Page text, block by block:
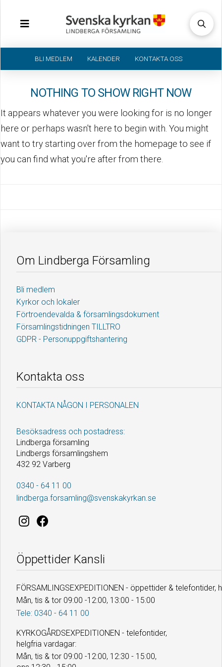
BLI MEDLEM KALENDER KONTAKTA OSS
NOTHING TO SHOW RIGHT NOW
It appears whatever you were looking for is no longer
here or perhaps wasn't here to begin with. You might
want to try starting over from the homepage to see if
you can find what you're after from there.
Om Lindberga Församling
Bli medlem
Kyrkor och lokaler
Förtroendevalda & församlingsdokument
Församlingstidningen TILLTRO
GDPR - Personuppgiftshantering
Kontakta oss
KONTAKTA NÅGON I PERSONALEN
Besöksadress och postadress:
Lindberga församling
Lindbergs församlingshem
432 92 Varberg
0340 - 64 11 00
lindberga.forsamling@svenskakyrkan.se
Öppettider Kansli
FÖRSAMLINGSEXPEDITIONEN - öppettider & telefontider,
Mån, tis & tor 09:00 -12:00, 13:00 - 15:00
Tele: 0340 - 64 11 00
KYRKOGÅRDSEXPEDITIONEN - telefontider,
helgfria vardagar:
Mån, tis & tor 09:00 -12:00, 12:30 - 15:00,